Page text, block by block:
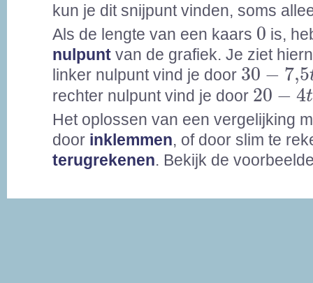
kun je dit snijpunt vinden, soms
Als de lengte van een kaars 0
0 is,
nulpunt van de grafiek. Je ziet
linker nulpunt vind je door 30 − 7,5
30-7,5t
rechter nulpunt vind je door 20 − 4t
20 4 t=
Het oplossen van een vergelijking
door inklemmen, of door slim te
terugrekenen. Bekijk de